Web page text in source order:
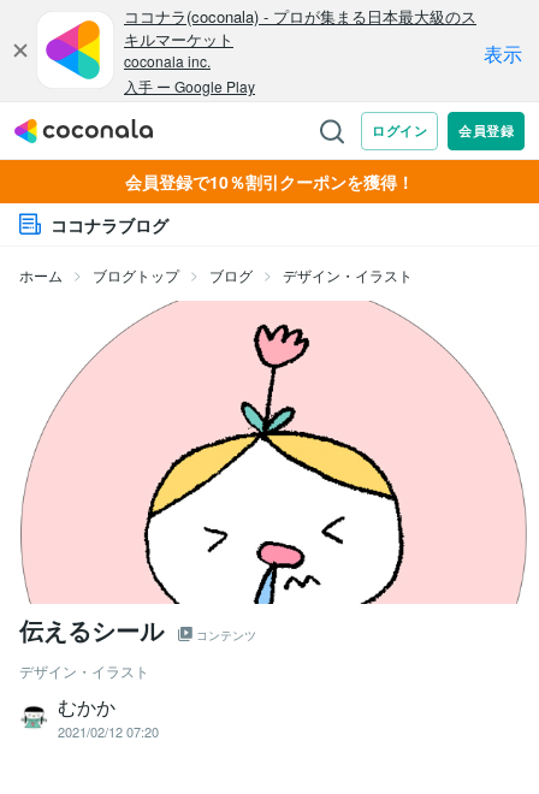
会員登録で10％割引クーポンを獲得！
ココナラブログ
ホーム ブログトップ ブログ デザイン・イラスト
伝えるシール コンテンツ
デザイン・イラスト
むかか
2021/02/12 07:20